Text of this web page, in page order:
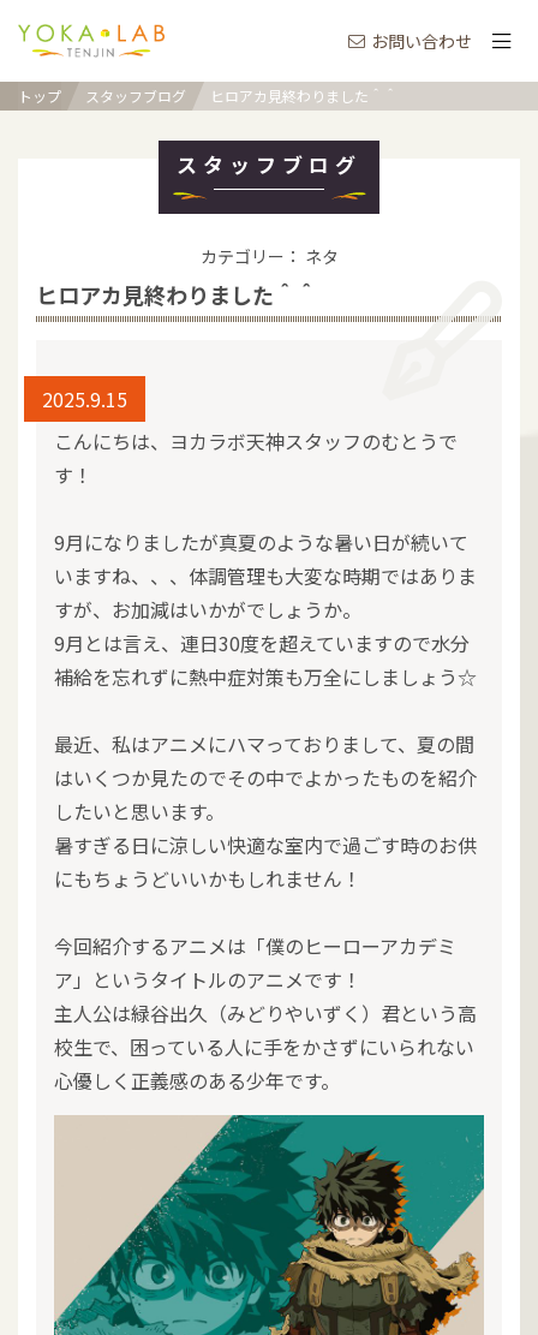
お問い合わせ
トップ スタッフブログ ヒロアカ見終わりました＾＾
スタッフブログ
カテゴリー： ネタ
ヒロアカ見終わりました＾＾
2025.9.15
こんにちは、ヨカラボ天神スタッフのむとうで
す！
9月になりましたが真夏のような暑い日が続いて
いますね、、、体調管理も大変な時期ではありま
すが、お加減はいかがでしょうか。
9月とは言え、連日30度を超えていますので水分
補給を忘れずに熱中症対策も万全にしましょう☆
最近、私はアニメにハマっておりまして、夏の間
はいくつか見たのでその中でよかったものを紹介
したいと思います。
暑すぎる日に涼しい快適な室内で過ごす時のお供
にもちょうどいいかもしれません！
今回紹介するアニメは「僕のヒーローアカデミ
ア」というタイトルのアニメです！
主人公は緑谷出久（みどりやいずく）君という高
校生で、困っている人に手をかさずにいられない
心優しく正義感のある少年です。